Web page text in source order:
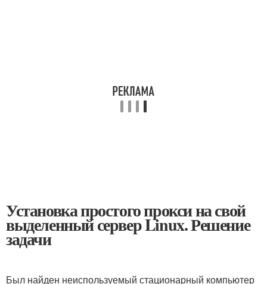
Установка простого прокси на свой
выделенный сервер Linux. Решение
задачи
Был найден неиспользуемый стационарный компьютер